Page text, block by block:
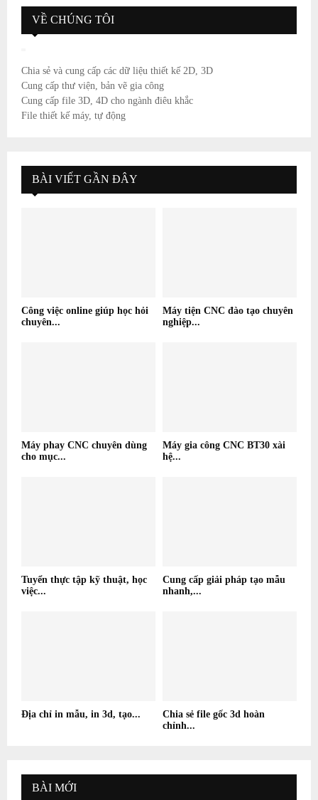
VỀ CHÚNG TÔI
Chia sẻ và cung cấp các dữ liệu thiết kế 2D, 3D
Cung cấp thư viện, bản vẽ gia công
Cung cấp file 3D, 4D cho ngành điêu khắc
File thiết kế máy, tự động
BÀI VIẾT GẦN ĐÂY
Công việc online giúp học hỏi
chuyên...
Máy tiện CNC đào tạo chuyên
nghiệp...
Máy phay CNC chuyên dùng
cho mục...
Máy gia công CNC BT30 xài
hệ...
Tuyển thực tập kỹ thuật, học
việc...
Cung cấp giải pháp tạo mẫu
nhanh,...
Địa chỉ in mẫu, in 3d, tạo...
Chia sẻ file gốc 3d hoàn
chỉnh...
BÀI MỚI